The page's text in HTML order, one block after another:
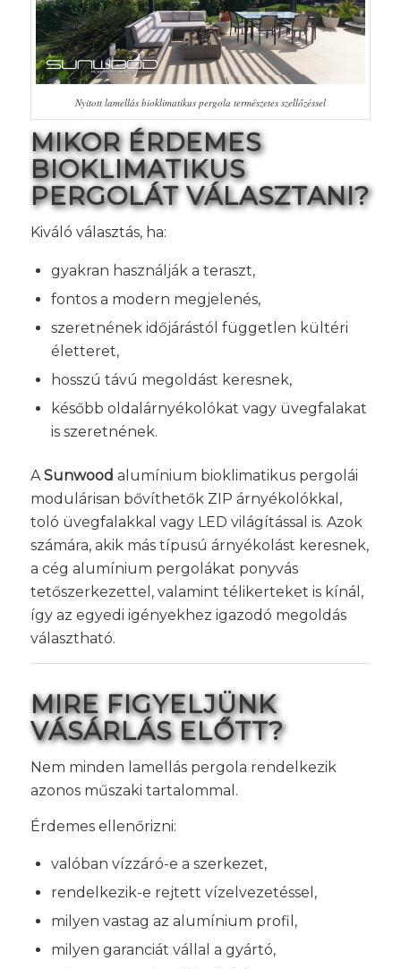
Nyitott lamellás bioklimatikus pergola természetes szellőzéssel
MIKOR ÉRDEMES
BIOKLIMATIKUS
PERGOLÁT VÁLASZTANI?
Kiváló választás, ha:
gyakran használják a teraszt,
fontos a modern megjelenés,
szeretnének időjárástól független kültéri
életteret,
hosszú távú megoldást keresnek,
később oldalárnyékolókat vagy üvegfalakat
is szeretnének.
ASunwood alumínium bioklimatikus pergolái
modulárisan bővíthetők ZIP árnyékolókkal,
toló üvegfalakkal vagy LED világítással is. Azok
számára, akik más típusú árnyékolást keresnek,
a cég alumínium pergolákat ponyvás
tetőszerkezettel, valamint télikerteket is kínál,
így az egyedi igényekhez igazodó megoldás
választható.
MIRE FIGYELJÜNK
VÁSÁRLÁS ELŐTT?
Nem minden lamellás pergola rendelkezik
azonos műszaki tartalommal.
Érdemes ellenőrizni:
valóban vízzáró-e a szerkezet,
rendelkezik-e rejtett vízelvezetéssel,
milyen vastag az alumínium profil,
milyen garanciát vállal a gyártó,